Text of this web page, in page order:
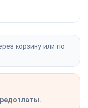
корзину или по
.